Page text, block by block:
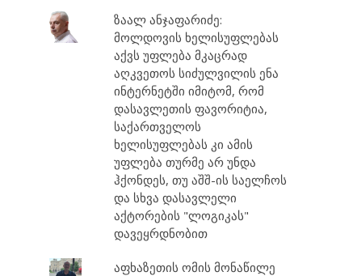
ზაალ ანჯაფარიძე:
მოლდოვის ხელისუფლებას
აქვს უფლება მკაცრად
აღკვეთოს სიძულვილის ენა
ინტერნეტში იმიტომ, რომ
დასავლეთის ფავორიტია,
საქართველოს
ხელისუფლებას კი ამის
უფლება თურმე არ უნდა
ჰქონდეს, თუ აშშ-ის საელჩოს
და სხვა დასავლელი
აქტორების "ლოგიკას"
დავეყრდნობით
აფხაზეთის ომის მონაწილე